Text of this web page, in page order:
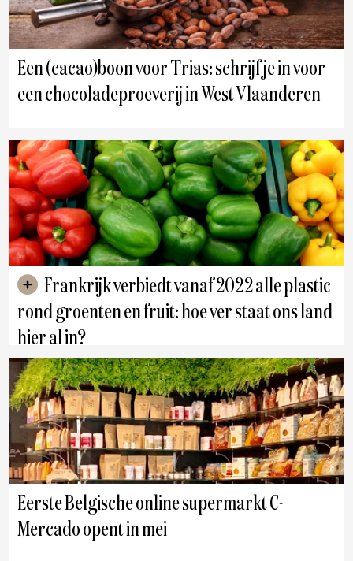
Een (cacao)boon voor Trias: schrijf je in voor
een chocoladeproeverij in West-Vlaanderen
rond groenten en fruit: hoe ver staat ons land
hier al in?
Eerste Belgische online supermarkt C-
Mercado opent in mei